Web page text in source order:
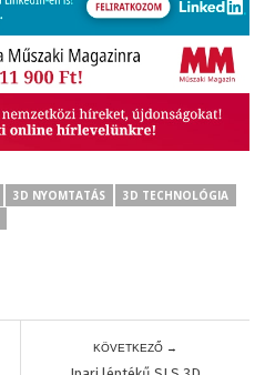
3D NYOMTATÁS
3D TECHNOLÓGIA
KÖVETKEZŐ →